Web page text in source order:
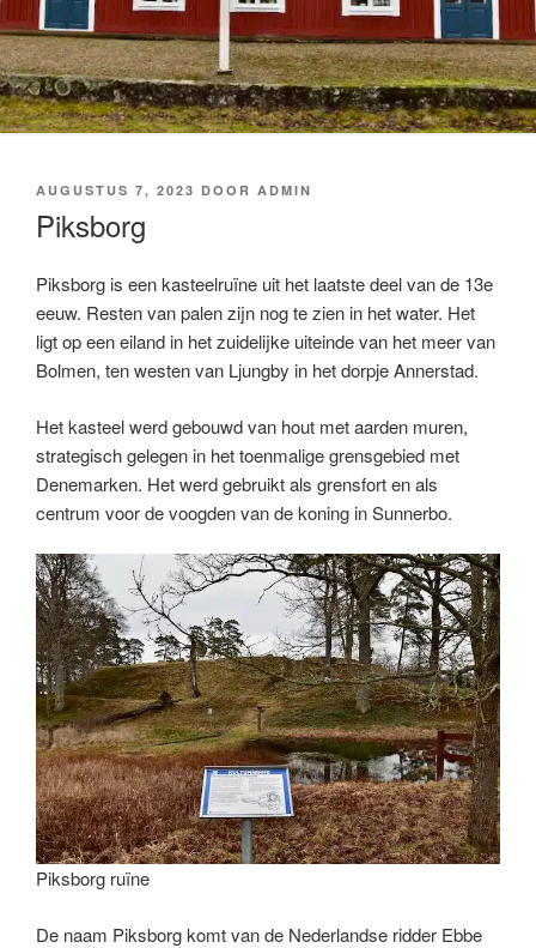
GEPLAATST
AUGUSTUS 7, 2023 DOOR ADMIN
Piksborg
Piksborg is een kasteelruïne uit het laatste deel van de 13e
eeuw. Resten van palen zijn nog te zien in het water. Het
ligt op een eiland in het zuidelijke uiteinde van het meer van
Bolmen, ten westen van Ljungby in het dorpje Annerstad.
Het kasteel werd gebouwd van hout met aarden muren,
strategisch gelegen in het toenmalige grensgebied met
Denemarken. Het werd gebruikt als grensfort en als
centrum voor de voogden van de koning in Sunnerbo.
Piksborg ruïne
De naam Piksborg komt van de Nederlandse ridder Ebbe